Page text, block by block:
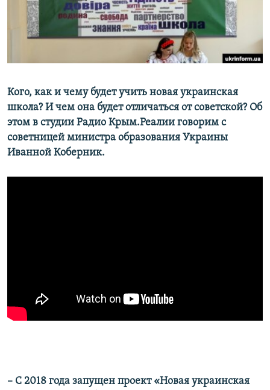
ПОБЕДИТЕЛЕЙ НЕ СУДЯТ?
КРЫМ.НЕПОКОРЕННЫЙ
ПРИСОЕДИНЯЙТЕСЬ!
Все сайты RFE/RL
Кого, как и чему будет учить новая украинская
школа? И чем она будет отличаться от советской? Об
этом в студии Радио Крым.Реалии говорим с
советницей министра образования Украины
Иванной Коберник.
– С 2018 года запущен проект «Новая украинская